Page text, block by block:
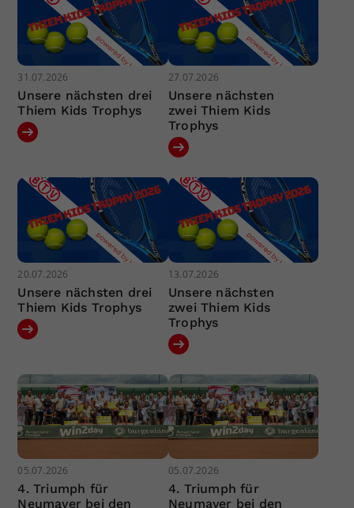
31.07.2026
Unsere nächsten drei
Thiem Kids Trophys
27.07.2026
Unsere nächsten
zwei Thiem Kids
Trophys
20.07.2026
Unsere nächsten drei
Thiem Kids Trophys
13.07.2026
Unsere nächsten
zwei Thiem Kids
Trophys
05.07.2026
4. Triumph für
Neumayer bei den
05.07.2026
4. Triumph für
Neumayer bei den